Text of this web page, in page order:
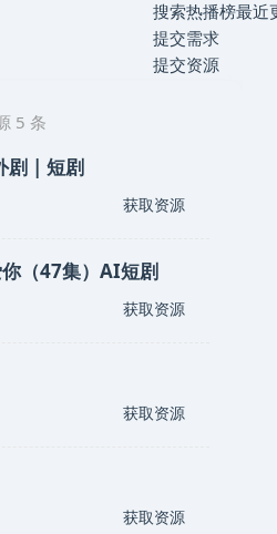
搜索热播榜最近
提交需求
提交资源
5 条
剧 | 短剧
获取资源
（47集）AI短剧
获取资源
获取资源
获取资源